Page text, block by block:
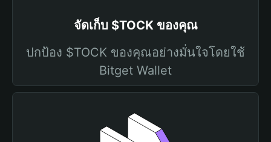
จัดเก็บ $TOCK ของคุณ
ปกป้อง $TOCK ของคุณอย่างมั่นใจโดยใช้
Bitget Wallet